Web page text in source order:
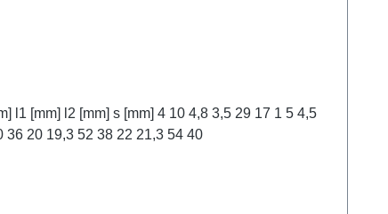
30 18 6 5,5 32 20 7 6,5 32 20 8 7,5 34 22 10 9,5 34 22 12 12 5,8 11,3 46 32 1,5 15 14,3 50 36 16 15,6 50 36 18 7 17,3 50 36 20 19,3 52 38 22 21,3 54 40